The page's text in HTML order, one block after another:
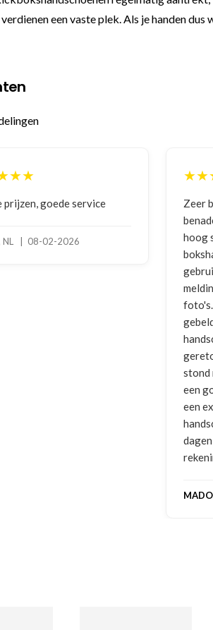
een vaste plek. Als je handen dus
en persoonlijke
Bestelde
NICO
2026